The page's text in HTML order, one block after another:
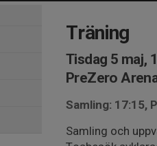
Träning
Tisdag 5 maj,
PreZero
Samling: 17:15,
Samling och